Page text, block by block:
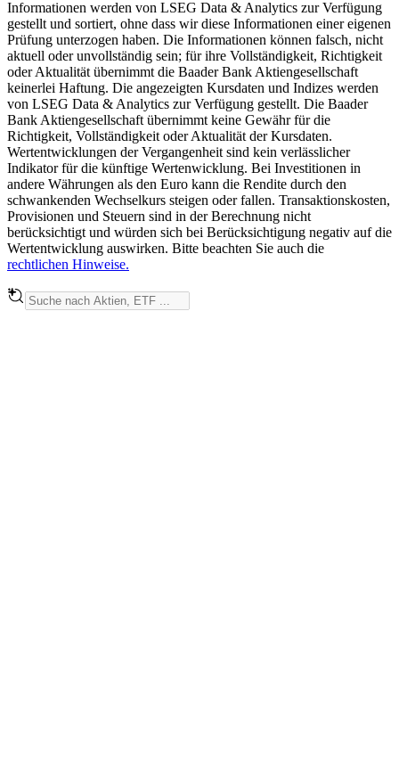
Informationen werden von LSEG Data & Analytics zur Verfügung
gestellt und sortiert, ohne dass wir diese Informationen einer eigenen
Prüfung unterzogen haben. Die Informationen können falsch, nicht
aktuell oder unvollständig sein; für ihre Vollständigkeit, Richtigkeit
oder Aktualität übernimmt die Baader Bank Aktiengesellschaft
keinerlei Haftung. Die angezeigten Kursdaten und Indizes werden
von LSEG Data & Analytics zur Verfügung gestellt. Die Baader
Bank Aktiengesellschaft übernimmt keine Gewähr für die
Richtigkeit, Vollständigkeit oder Aktualität der Kursdaten.
Wertentwicklungen der Vergangenheit sind kein verlässlicher
Indikator für die künftige Wertenwicklung. Bei Investitionen in
andere Währungen als den Euro kann die Rendite durch den
schwankenden Wechselkurs steigen oder fallen. Transaktionskosten,
Provisionen und Steuern sind in der Berechnung nicht
berücksichtigt und würden sich bei Berücksichtigung negativ auf die
Wertentwicklung auswirken. Bitte beachten Sie auch die
rechtlichen Hinweise.